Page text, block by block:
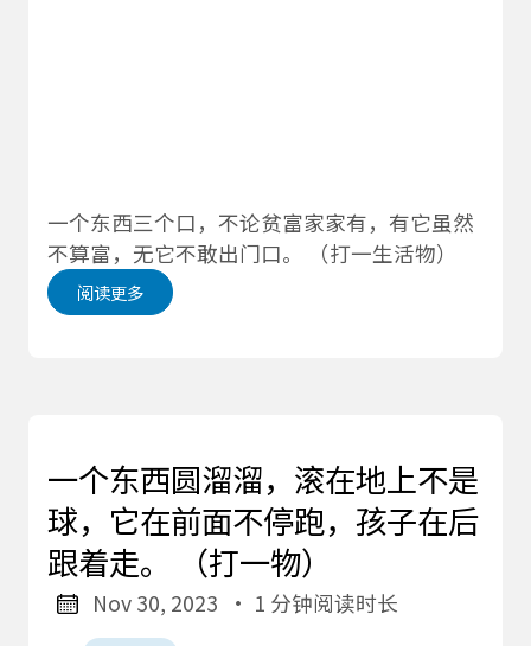
一个东西三个口，不论贫富家家有，有它虽然
不算富，无它不敢出门口。 （打一生活物）
阅读更多
一个东西圆溜溜，滚在地上不是
球，它在前面不停跑，孩子在后
跟着走。 （打一物）
Nov 30, 2023
· 1 分钟阅读时长